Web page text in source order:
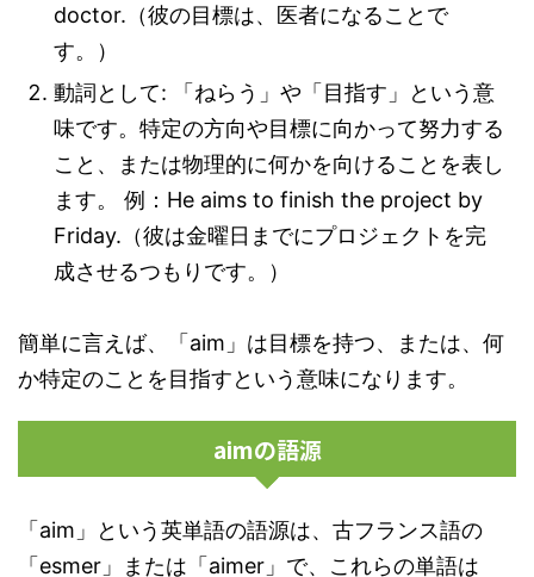
doctor.（彼の目標は、医者になることで
す。）
動詞として: 「ねらう」や「目指す」という意
味です。特定の方向や目標に向かって努力する
こと、または物理的に何かを向けることを表し
ます。 例：He aims to finish the project by
Friday.（彼は金曜日までにプロジェクトを完
成させるつもりです。）
簡単に言えば、「aim」は目標を持つ、または、何
か特定のことを目指すという意味になります。
aimの語源
「aim」という英単語の語源は、古フランス語の
「esmer」または「aimer」で、これらの単語は